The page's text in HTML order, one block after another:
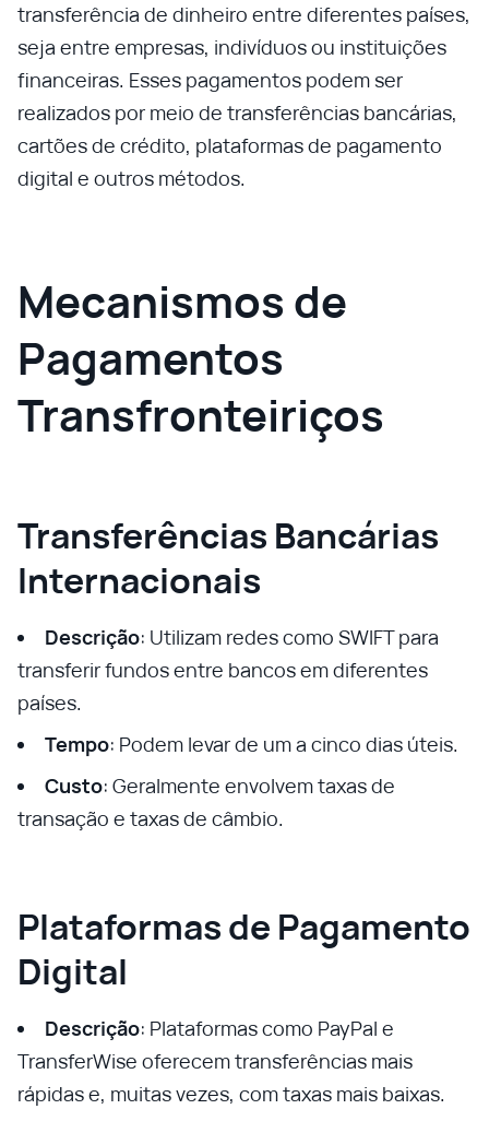
transferência de dinheiro entre diferentes países,
seja entre empresas, indivíduos ou instituições
financeiras. Esses pagamentos podem ser
realizados por meio de transferências bancárias,
cartões de crédito, plataformas de pagamento
digital e outros métodos.
Mecanismos de
Pagamentos
Transfronteiriços
Transferências Bancárias
Internacionais
Descrição: Utilizam redes como SWIFT para
transferir fundos entre bancos em diferentes
países.
Tempo: Podem levar de um a cinco dias úteis.
Custo: Geralmente envolvem taxas de
transação e taxas de câmbio.
Plataformas de Pagamento
Digital
Descrição: Plataformas como PayPal e
TransferWise oferecem transferências mais
rápidas e, muitas vezes, com taxas mais baixas.